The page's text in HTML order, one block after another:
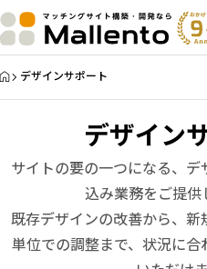
HOME
デザインサポート
デザイン
サイトの要の一つになる、
込み業務をご提供
既存デザインの改善から、
単位での調整まで、状況に